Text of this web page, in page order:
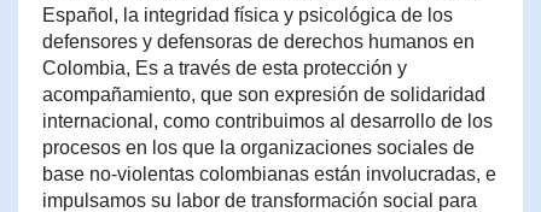
Español, la integridad física y psicológica de los
defensores y defensoras de derechos humanos en
Colombia, Es a través de esta protección y
acompañamiento, que son expresión de solidaridad
internacional, como contribuimos al desarrollo de los
procesos en los que la organizaciones sociales de
base no-violentas colombianas están involucradas, e
impulsamos su labor de transformación social para